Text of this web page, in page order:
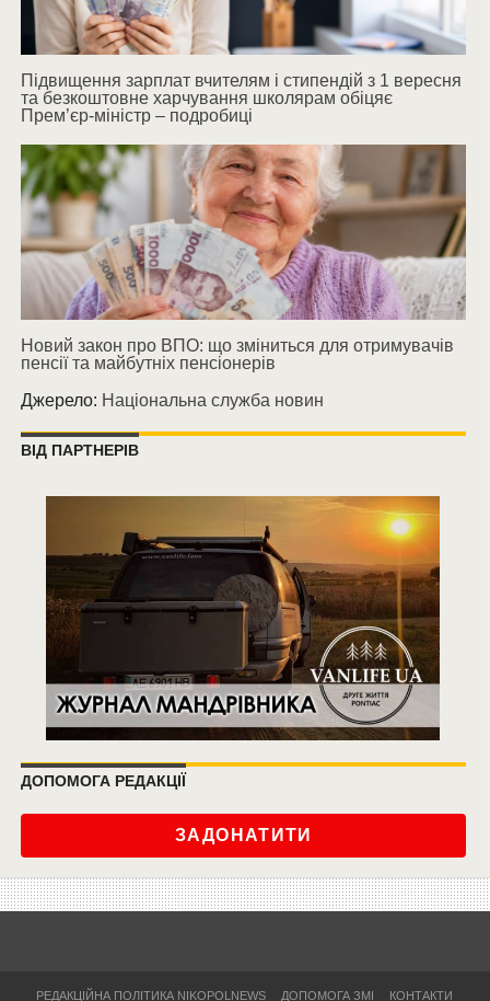
Підвищення зарплат вчителям і стипендій з 1 вересня
та безкоштовне харчування школярам обіцяє
Прем’єр-міністр – подробиці
Новий закон про ВПО: що зміниться для отримувачів
пенсії та майбутніх пенсіонерів
Джерело: Національна служба новин
ВІД ПАРТНЕРІВ
ДОПОМОГА РЕДАКЦІЇ
ЗАДОНАТИТИ
РЕДАКЦІЙНА ПОЛІТИКА NIKOPOLNEWS ДОПОМОГА ЗМІ КОНТАКТИ